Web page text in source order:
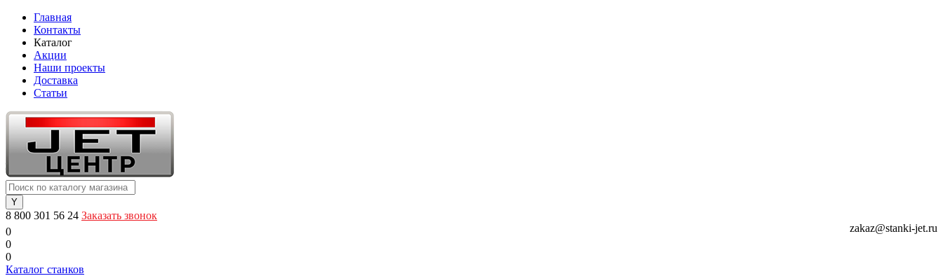
Главная
Контакты
Каталог
Акции
Наши проекты
Доставка
Статьи
8 800 301 56 24 Заказать звонок
zakaz@stanki-jet.ru
0
0
0
Каталог станков